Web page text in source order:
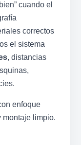
cuando el
correctos
el sistema
, distancias
enfoque
limpio.